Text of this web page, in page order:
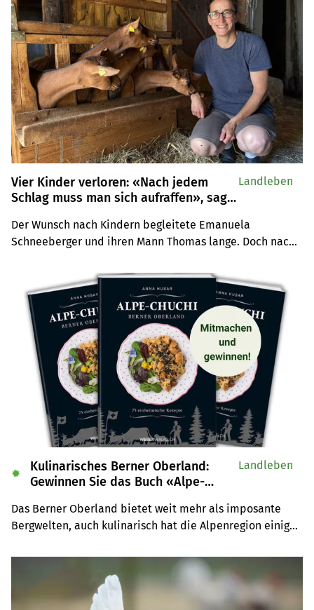
wirklich dahintersteckt.
Vier Kinder verloren: «Nach jedem
Schlag muss man sich aufraffen», sagt
Der Wunsch nach Kindern begleitete Emanuela
Schneeberger und ihren Mann Thomas lange. Doch nach
entschieden sie, die Familienplanung abzuschliessen.
Offen spricht die Bäuerin aus Täuffelen BE über
Abschiedsrituale, das Weiterleben nach dem
Unfassbaren und erzählt, wie sie auf dem Hof neuen Sinn
gefunden hat.
Landleben
Kulinarisches Berner Oberland:
Gewinnen Sie das Buch «Alpe-
Das Berner Oberland bietet weit mehr als imposante
Bergwelten, auch kulinarisch hat die Alpenregion einiges
«Alpe-Chuchi – Berner Oberland» vom Weber Verlag.
✹
Landleben